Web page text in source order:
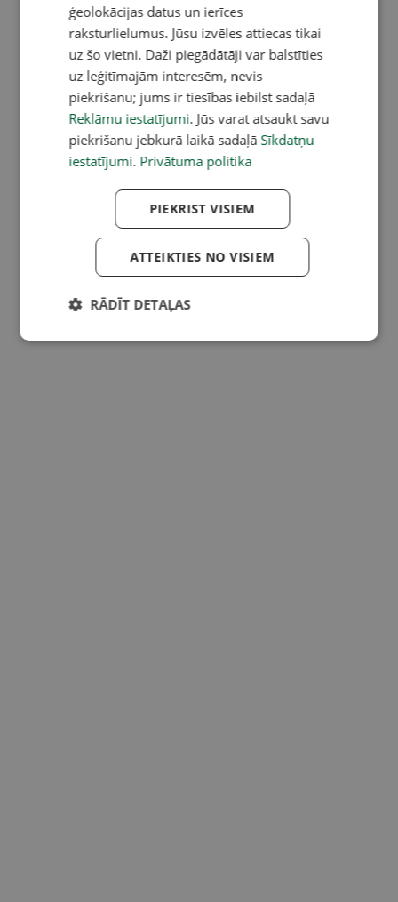
ģeolokācijas datus un ierīces
raksturlielumus. Jūsu izvēles attiecas tikai
uz šo vietni. Daži piegādātāji var balstīties
uz leģitīmajām interesēm, nevis
piekrišanu; jums ir tiesības iebilst sadaļā
Reklāmu iestatījumi. Jūs varat atsaukt savu
piekrišanu jebkurā laikā sadaļā Sīkdatņu
iestatījumi. Privātuma politika
PIEKRIST VISIEM
ATTEIKTIES NO VISIEM
RĀDĪT DETAĻAS